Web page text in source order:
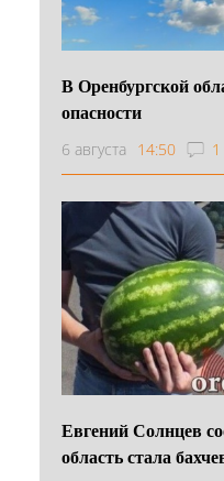
В Оренбургской
опасности
6 августа 14:50 1
Евгений Солнцев
область стала